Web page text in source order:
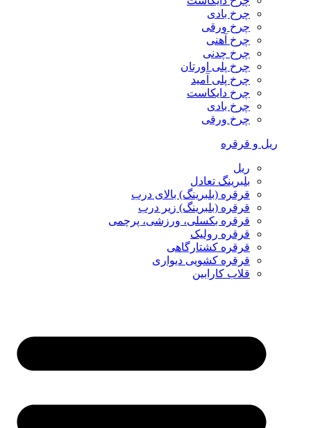
چرخ بادی
چرخ ورقی
چرخ آهنی
چرخ چدنی
چرخ پلی اورتان
چرخ پلی آمید
چرخ دایکاست
چرخ بادی
چرخ ورقی
ریل و قرقره
ریل
بلبرینگ تعادل
قرقره (بلبرینگ) بالای درب
قرقره (بلبرینگ) زیر درب
قرقره بکسلی، ورزشی، پرچمی
قرقره رولیک
قرقره کشتارگاهی
قرقره کشویی دیواری
قلاب کارابین